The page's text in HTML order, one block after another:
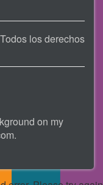
los derechos
on my
.